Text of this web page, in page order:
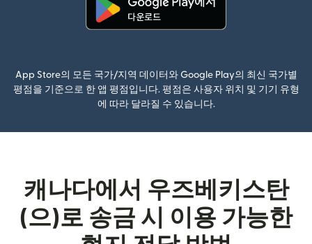
App Store의 모든 국가/지역 데이터와 Google Play의 최신 국가별
평점을 기준으로 한 앱 평점입니다. 평점은 사용자 위치 및 기기 유형
에 따라 달라질 수 있습니다.
캐나다에서 우즈베키스탄
(으)로 송금 시 이용 가능한